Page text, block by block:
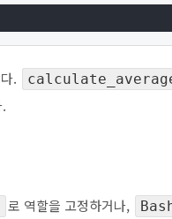
.
로 역할을 고정하거나,